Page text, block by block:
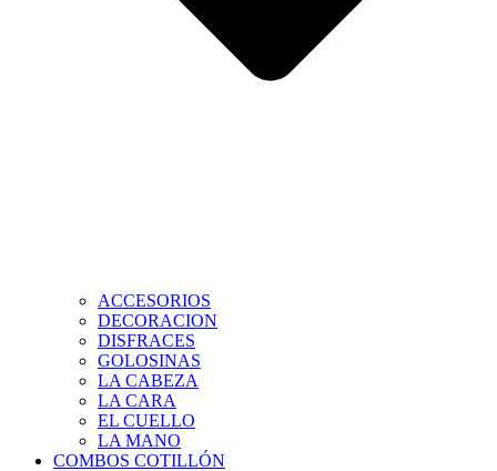
ACCESORIOS
DECORACION
DISFRACES
GOLOSINAS
LA CABEZA
LA CARA
EL CUELLO
LA MANO
COMBOS COTILLÓN